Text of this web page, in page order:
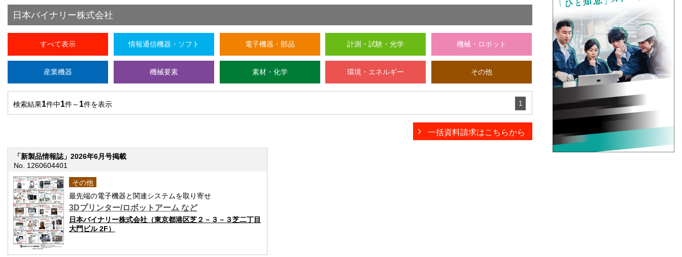
日本バイナリー株式会社
すべて表示 情報通信機器・ソフト 電子機器・部品 計測・試験・光学 機械・ロボット
産業機器 機械要素 素材・化学 環境・エネルギー その他
検索結果1件中1件～ 1件を表示 1
一括資料請求はこちらから
「新製品情報誌」2026年6月号掲載
No. 1260604401
その他
最先端の電子機器と関連システムを取り寄せ
3Dプリンター/ロボットアーム など
日本バイナリー株式会社（東京都港区芝２－３－３芝二丁目
大門ビル 2F）